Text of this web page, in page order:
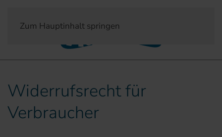
Zum Hauptinhalt springen
Widerrufsrecht für
Verbraucher